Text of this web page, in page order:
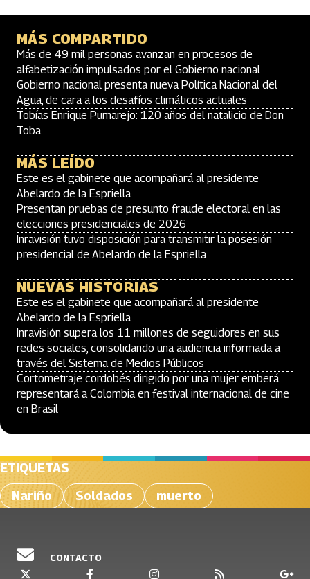
MÁS COMPARTIDO
Más de 49 mil personas avanzan en procesos de
alfabetización impulsados por el Gobierno nacional
Gobierno nacional presenta nueva Política Nacional del
Agua, de cara a los desafíos climáticos actuales
Tobías Enrique Pumarejo: 120 años del natalicio de Don
Toba
MÁS LEÍDO
Este es el gabinete que acompañará al presidente
Abelardo de la Espriella
Presentan pruebas de presunto fraude electoral en las
elecciones presidenciales de 2026
Inravisión tuvo disposición para transmitir la posesión
presidencial de Abelardo de la Espriella
NUEVAS HISTORIAS
Este es el gabinete que acompañará al presidente
Abelardo de la Espriella
Inravisión supera los 11 millones de seguidores en sus
redes sociales, consolidando una audiencia informada a
través del Sistema de Medios Públicos
Cortometraje cordobés dirigido por una mujer emberá
representará a Colombia en festival internacional de cine
en Brasil
ETIQUETAS
Nariño
Soldados muerto
CONTACTO